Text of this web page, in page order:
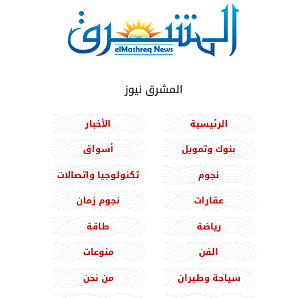
المشرق نيوز
الرئيسية
الأخبار
بنوك وتمويل
أسواق
نجوم
تكنولوجيا واتصالات
عقارات
نجوم زمان
رياضة
طاقة
الفن
منوعات
سياحة وطيران
من نحن